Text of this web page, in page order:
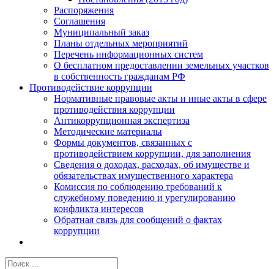
Распоряжения
Соглашения
Муниципальный заказ
Планы отдельных мероприятий
Перечень информационных систем
О бесплатном предоставлении земельных участков
в собственность гражданам РФ
Противодействие коррупции
Нормативные правовые акты и иные акты в сфере
противодействия коррупции
Антикоррупционная экспертиза
Методические материалы
Формы документов, связанных с
противодействием коррупции, для заполнения
Сведения о доходах, расходах, об имуществе и
обязательствах имущественного характера
Комиссия по соблюдению требований к
служебному поведению и урегулированию
конфликта интересов
Обратная связь для сообщений о фактах
коррупции
Результат